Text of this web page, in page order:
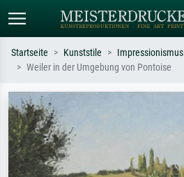
Suchen Sie nach Künstlern, Werktiteln
oder Stilen – z.B. Monet,
Sternennacht, Impressionismus, Welle
Hokusai, Akt.
Startseite Kunststile Impressionismus
Weiler in der Umgebung von Pontoise